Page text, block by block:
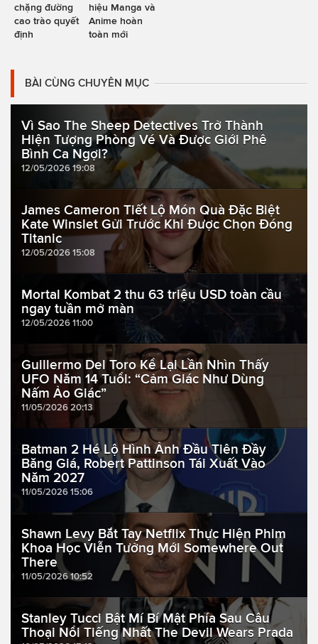
chặng đường
cao trào quyết
định
hiệu Manga và
Anime hoàn
toàn mới
BÀI CÙNG CHUYÊN MỤC
Vì Sao The Sheep Detectives Trở Thành
Hiện Tượng Phòng Vé Và Được Giới Phê
Bình Ca Ngợi?
12/05/2026 19:08
James Cameron Tiết Lộ Món Quà Đặc Biệt
Kate Winslet Gửi Trước Khi Được Chọn Đóng
Titanic
12/05/2026 15:08
Mortal Kombat 2 thu 63 triệu USD toàn cầu
ngay tuần mở màn
12/05/2026 11:00
Guillermo Del Toro Kể Lại Lần Nhìn Thấy
UFO Năm 14 Tuổi: “Cảm Giác Như Dùng
Nấm Ảo Giác”
11/05/2026 20:13
Batman 2 Hé Lộ Hình Ảnh Đầu Tiên Đầy
Băng Giá, Robert Pattinson Tái Xuất Vào
Năm 2027
11/05/2026 15:06
Shawn Levy Bắt Tay Netflix Thực Hiện Phim
Khoa Học Viễn Tưởng Mới Somewhere Out
There
11/05/2026 10:52
Stanley Tucci Bật Mí Bí Mật Phía Sau Câu
Thoại Nổi Tiếng Nhất The Devil Wears Prada